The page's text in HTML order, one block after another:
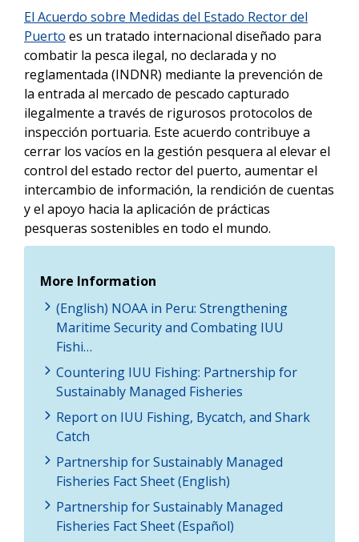
El Acuerdo sobre Medidas del Estado Rector del
Puerto es un tratado internacional diseñado para
combatir la pesca ilegal, no declarada y no
reglamentada (INDNR) mediante la prevención de
la entrada al mercado de pescado capturado
ilegalmente a través de rigurosos protocolos de
inspección portuaria. Este acuerdo contribuye a
cerrar los vacíos en la gestión pesquera al elevar el
control del estado rector del puerto, aumentar el
intercambio de información, la rendición de cuentas
y el apoyo hacia la aplicación de prácticas
pesqueras sostenibles en todo el mundo.
More Information
(English) NOAA in Peru: Strengthening
Maritime Security and Combating IUU
Fishi…
Countering IUU Fishing: Partnership for
Sustainably Managed Fisheries
Report on IUU Fishing, Bycatch, and Shark
Catch
Partnership for Sustainably Managed
Fisheries Fact Sheet (English)
Partnership for Sustainably Managed
Fisheries Fact Sheet (Español)